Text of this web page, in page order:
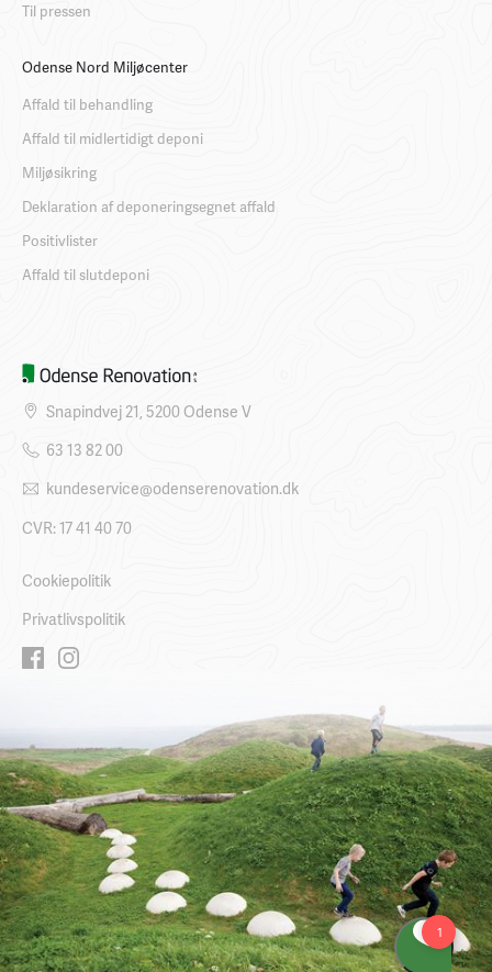
Til pressen
Odense Nord Miljøcenter
Affald til behandling
Affald til midlertidigt deponi
Miljøsikring
Deklaration af deponeringsegnet affald
Positivlister
Affald til slutdeponi
Snapindvej 21, 5200 Odense V
63 13 82 00
kundeservice@odenserenovation.dk
CVR: 17 41 40 70
Cookiepolitik
Privatlivspolitik